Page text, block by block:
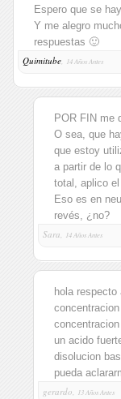
Espero que se
Y me alegro
respuestas 🙂
Quimitube, 14 Años Antes
POR FIN me
O sea, que
que estoy
a partir de lo
total, aplico
Eso es en
revés, ¿no?
Sara,
14 Años Antes
hola
un acido
disolucion
pueda
gerardo,
13 Años Antes